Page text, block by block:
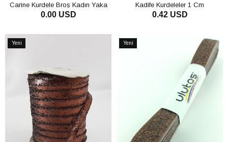
Carine Kurdele Broş Kadın Yaka
Aksesuarı Siyah
0.00 USD
Kadife Kurdeleler 1 Cm
0.42 USD
Yeni
Yeni